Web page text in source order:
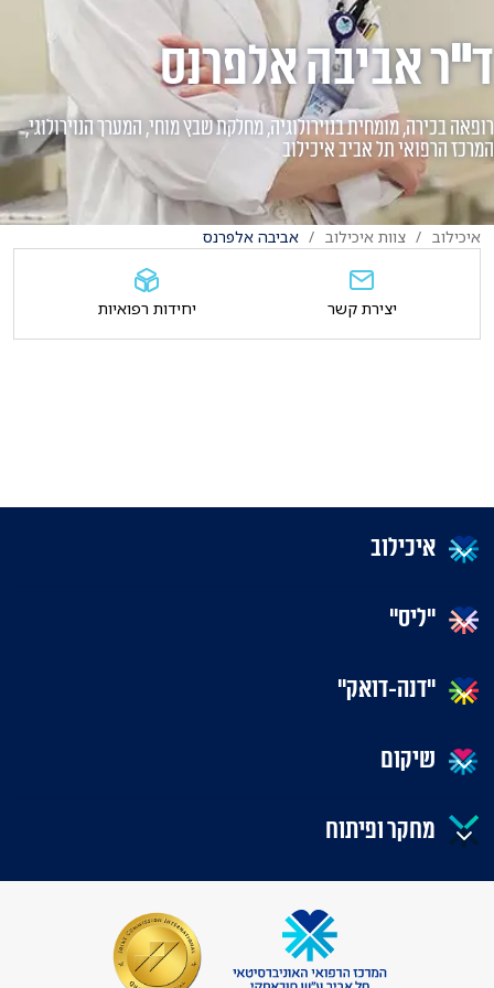
ד"ר אביבה אלפרנס
רופאה בכירה, מומחית בנוירולוגיה, מחלקת שבץ מוחי, המערך הנוירולוגי,
המרכז הרפואי תל אביב איכילוב
איכילוב צוות איכילוב אביבה אלפרנס
יצירת קשר יחידות רפואיות
איכילוב
"ליס"
"דנה-דואק"
שיקום
מחקר ופיתוח